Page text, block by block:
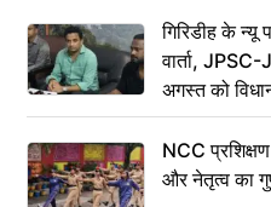
गिरिडीह के न्यू
वार्ता,
अगस्त को
NCC
और नेतृत्व का